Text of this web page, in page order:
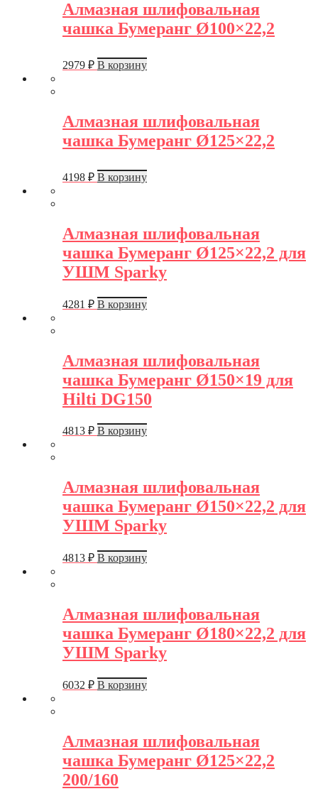
Алмазная шлифовальная
чашка Бумеранг Ø100×22,2
2979 ₽ В корзину
Алмазная шлифовальная
чашка Бумеранг Ø125×22,2
4198 ₽ В корзину
Алмазная шлифовальная
чашка Бумеранг Ø125×22,2 для
УШМ Sparky
4281 ₽ В корзину
Алмазная шлифовальная
чашка Бумеранг Ø150×19 для
Hilti DG150
4813 ₽ В корзину
Алмазная шлифовальная
чашка Бумеранг Ø150×22,2 для
УШМ Sparky
4813 ₽ В корзину
Алмазная шлифовальная
чашка Бумеранг Ø180×22,2 для
УШМ Sparky
6032 ₽ В корзину
Алмазная шлифовальная
чашка Бумеранг Ø125×22,2
200/160